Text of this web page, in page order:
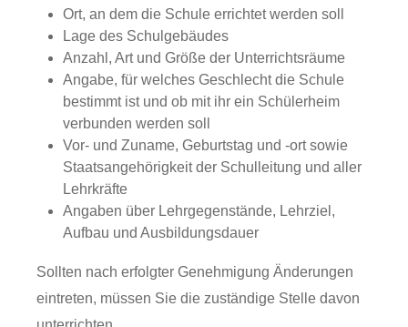
Ort, an dem die Schule errichtet werden soll
Lage des Schulgebäudes
Anzahl, Art und Größe der Unterrichtsräume
Angabe, für welches Geschlecht die Schule
bestimmt ist und ob mit ihr ein Schülerheim
verbunden werden soll
Vor- und Zuname, Geburtstag und -ort sowie
Staatsangehörigkeit der Schulleitung und aller
Lehrkräfte
Angaben über Lehrgegenstände, Lehrziel,
Aufbau und Ausbildungsdauer
Sollten nach erfolgter Genehmigung Änderungen
eintreten, müssen Sie die zuständige Stelle davon